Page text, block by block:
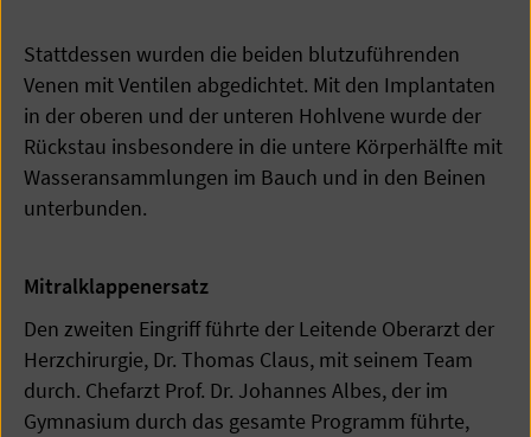
Stattdessen wurden die beiden blutzuführenden
Venen mit Ventilen abgedichtet. Mit den Implantaten
in der oberen und der unteren Hohlvene wurde der
Rückstau insbesondere in die untere Körperhälfte mit
Wasseransammlungen im Bauch und in den Beinen
unterbunden.
Mitralklappenersatz
Den zweiten Eingriff führte der Leitende Oberarzt der
Herzchirurgie, Dr. Thomas Claus, mit seinem Team
durch. Chefarzt Prof. Dr. Johannes Albes, der im
Gymnasium durch das gesamte Programm führte,